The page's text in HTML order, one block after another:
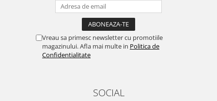
Vreau sa primesc newsletter cu promotiile
magazinului. Afla mai multe in Politica de
Confidentialitate
SOCIAL